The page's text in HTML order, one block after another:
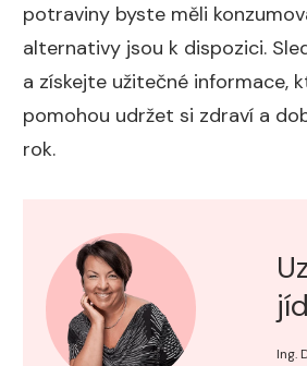
potraviny byste měli
alternativy jsou k dispozici.
a získejte užitečné informace,
pomohou udržet si zdraví a
rok.
Ing.